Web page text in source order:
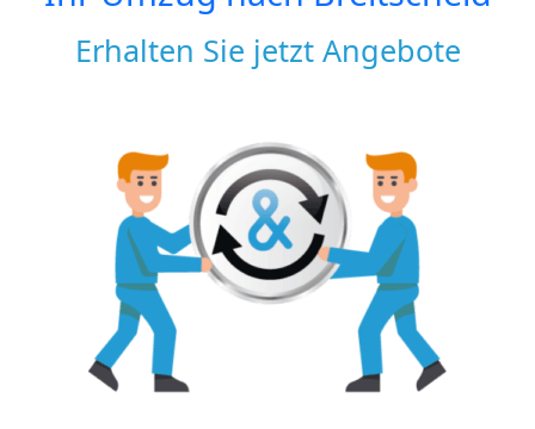
Erhalten Sie jetzt Angebote